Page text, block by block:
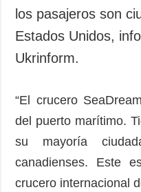
Crimen
emergencias
ADICIONAL
Publicaciones
Entrevistas
Fotos
los pasajeros son
Estados Unidos,
Ukrinform.
“El crucero
del puerto marítimo.
su mayoría
canadienses. Este
crucero internacional